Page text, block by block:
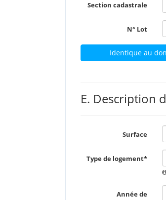
Section cadastrale
N° Lot
Identique au
E. Description
Surface
Type de logement
Année de